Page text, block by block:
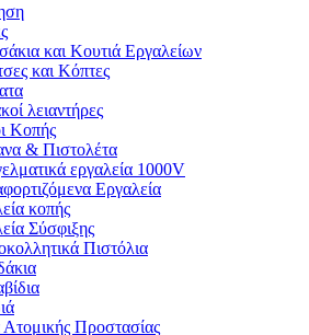
και Κουτιά Εργαλείων
και Κόπτες
λειαντήρες
Κοπής
& Πιστολέτα
εργαλεία 1000V
Εργαλεία
κοπής
Σύσφιξης
Πιστόλια
Προστασίας